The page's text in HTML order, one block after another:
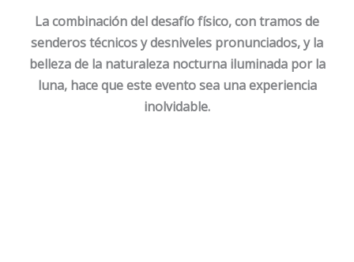
La combinación del desafío físico, con tramos de
senderos técnicos y desniveles pronunciados, y la
belleza de la naturaleza nocturna iluminada por la
luna, hace que este evento sea una experiencia
inolvidable.